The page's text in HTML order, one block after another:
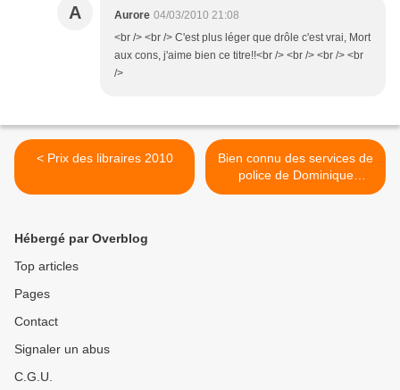
A Aurore 04/03/2010 21:08
<br /> <br /> C'est plus léger que drôle c'est vrai, Mort
aux cons, j'aime bien ce titre!!<br /> <br /> <br /> <br
/>
< Prix des libraires 2010
Bien connu des services de
police de Dominique
Manotti >
Hébergé par Overblog
Top articles
Pages
Contact
Signaler un abus
C.G.U.